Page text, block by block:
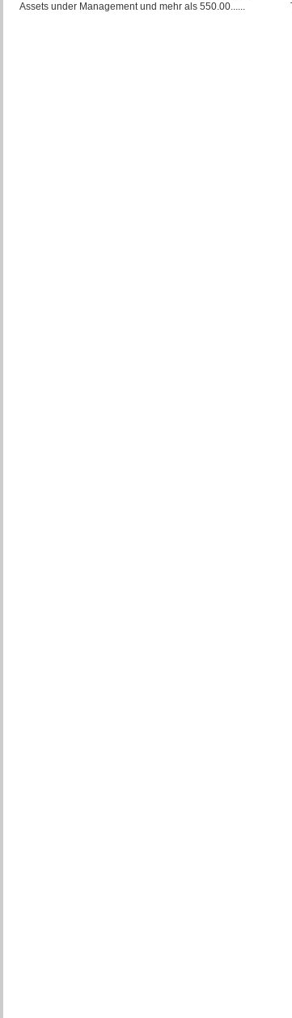
Assets under Management und mehr als 550.00......